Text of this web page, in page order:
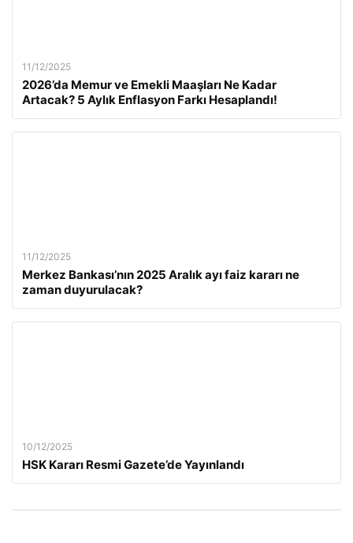
11/12/2025
2026’da Memur ve Emekli Maaşları Ne Kadar
Artacak? 5 Aylık Enflasyon Farkı Hesaplandı!
11/12/2025
Merkez Bankası’nın 2025 Aralık ayı faiz kararı ne
zaman duyurulacak?
10/12/2025
HSK Kararı Resmi Gazete’de Yayınlandı